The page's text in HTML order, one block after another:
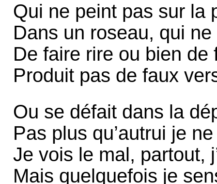
Qui ne peint pas sur la
Dans un roseau, qui
De faire rire ou bien de
Produit pas de faux
Ou se défait dans la
Pas plus qu’autrui je
Je vois le mal, partout,
Mais quelquefois je